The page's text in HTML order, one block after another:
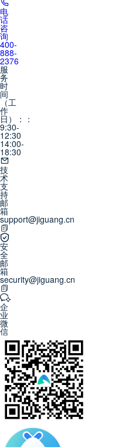
电
话
咨
询
400-
888-
2376
服
务
时
间
（工
作
日）：：
9:30-
12:30
14:00-
18:30
技
术
支
持
邮
箱
support@jiguang.cn
安
全
邮
箱
security@jiguang.cn
企
业
微
信